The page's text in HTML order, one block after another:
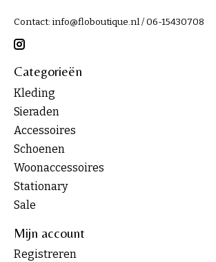
Contact: info@floboutique.nl/ 06-15430708
Categorieën
Kleding
Sieraden
Accessoires
Schoenen
Woonaccessoires
Stationary
Sale
Mijn account
Registreren